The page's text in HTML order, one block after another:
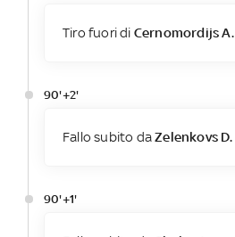
Tiro fuori di Cernomordijs A.
90'+2'
Fallo subito daZelenkovs D.
90'+1'